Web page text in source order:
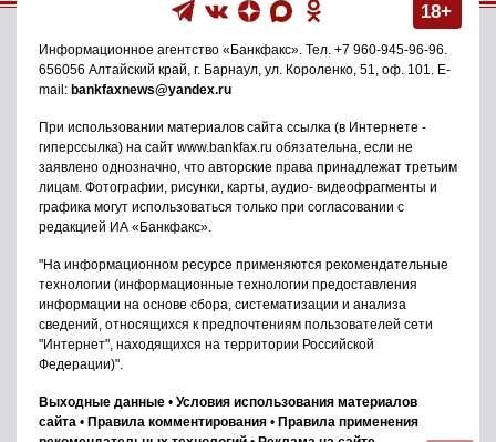
18+
Информационное агентство «Банкфакс». Тел. +7 960-945-96-96.
656056 Алтайский край, г. Барнаул, ул. Короленко, 51, оф. 101. E-
mail: bankfaxnews@yandex.ru
При использовании материалов сайта ссылка (в Интернете -
гиперссылка) на сайт www.bankfax.ru обязательна, если не
заявлено однозначно, что авторские права принадлежат третьим
лицам. Фотографии, рисунки, карты, аудио- видеофрагменты и
графика могут использоваться только при согласовании с
редакцией ИА «Банкфакс».
"На информационном ресурсе применяются рекомендательные
технологии (информационные технологии предоставления
информации на основе сбора, систематизации и анализа
сведений, относящихся к предпочтениям пользователей сети
"Интернет", находящихся на территории Российской
Федерации)".
Выходные данные • Условия использования материалов
сайта • Правила комментирования • Правила применения